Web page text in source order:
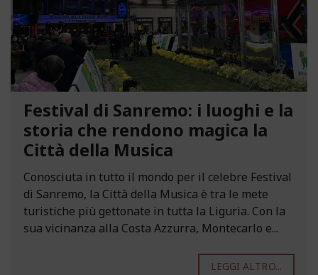
Festival di Sanremo: i luoghi e la
storia che rendono magica la
Città della Musica
Conosciuta in tutto il mondo per il celebre Festival
di Sanremo, la Città della Musica è tra le mete
turistiche più gettonate in tutta la Liguria. Con la
sua vicinanza alla Costa Azzurra, Montecarlo e...
LEGGI ALTRO...